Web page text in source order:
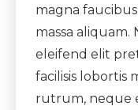
magna
massa aliquam.
eleifend elit
facilisis lobortis
rutrum, neque